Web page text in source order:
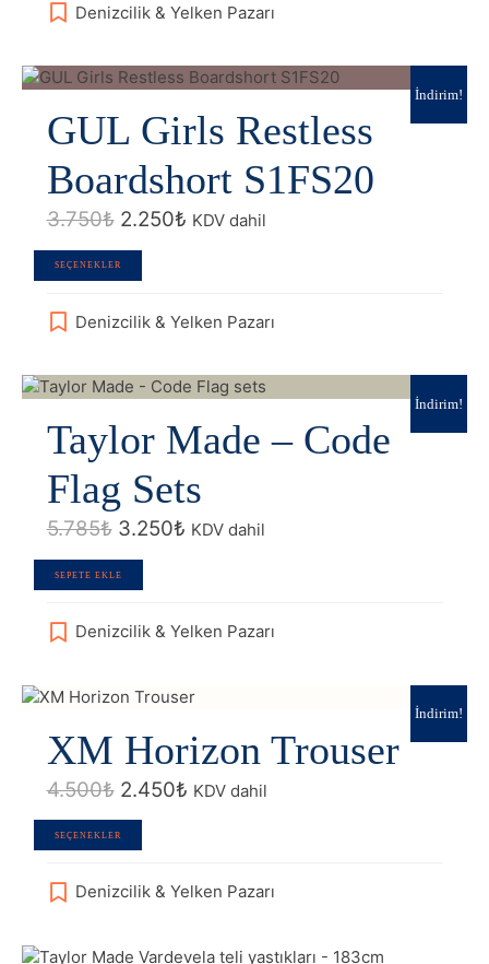
fazla
var.
Seçenekler
ürün
sayfasından
seçilebilir
Denizcilik & Yelken Pazarı
İndirim!
GUL Girls Restless
Boardshort S1FS20
3.750₺ Orijinal
3.750₺.
2.250₺Şu
KDV dahil
SEÇENEKLER
ürünün
fazla
var.
Seçenekler
ürün
sayfasından
seçilebilir
Denizcilik & Yelken Pazarı
İndirim!
Taylor Made – Code
Flag Sets
5.785₺ Orijinal
5.785₺.
3.250₺Şu
KDV dahil
SEPETE EKLE
Denizcilik & Yelken Pazarı
İndirim!
XM Horizon Trouser
4.500₺ Orijinal
4.500₺.
2.450₺Şu
KDV dahil
SEÇENEKLER
ürünün
fazla
var.
Denizcilik & Yelken Pazarı